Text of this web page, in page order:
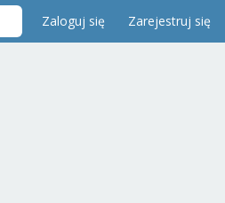
Zaloguj się Zarejestruj się